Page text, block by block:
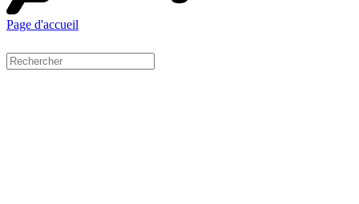
Page d'accueil